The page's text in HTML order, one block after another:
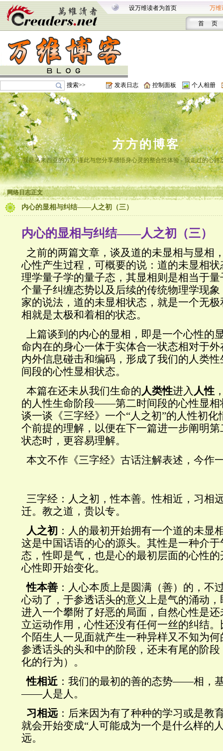
设万维读者为首页 万维
首 页
搜索>> 发表日志 控制面板 个人相册
方方的博客
我是马来西亚的方方 谨此与您分享感悟身心灵的整合性体验 - 我走过的心路
网络日志正文
内心的显相与纠结——人之初（三）
内心的显相与纠结——人之初（三）
之前的两篇文章，谈及道的未显相与显相
心性产生过程，可概要的说：道的未显相
理学量子学的量子态，其显相则是相当于
个量子纠缠态势以及后续的传统物理学现
家的说法，道的未显相状态，就是一个无
相就是太极和着相的状态。
上篇谈到的内心的显相，即是一个心性的
命内在的身心一体于实体合一状态相对于
内外信息碰击和编码，形成了我们的人类
间段的心性显相状态。
本篇在还未从我们生命的人类性进入 人性
的人性生命阶段——第二时间段的心性显
谈一谈《三字经》一个“人之初”的人性初化
个前提的理解，以便在下一篇进一步阐明
状态时，更容易理解。
本文不作《三字经》古话注解表述，今作
三字经：人之初，性本善。性相近，习相
迁。教之道，贵以专。
人之初 ：人的最初开始拥有一个道的未显
这是中国话语的心的源头。其性是一种介
态，性即是气，也是心的最初层面的心性
心性即开始变化。
性本善 ：人心本质上是圆满（善）的，不
心动了，于参透话头的意义上是气的涌动
进入一个攀附了好恶的局面，自然心性是
立运动作用，心性还没有任何一丝的纠结
个陌生人一见面就产生一种异样又不知为
参透话头的头和中的阶段，还未有尾的阶
化的行为）。
性相近：我们的最初的善的态势——相，
——人是人。
习相远 ：后来因为有了种种的学习或是教
就会开始变成“人可能成为一个是什么样的
远。